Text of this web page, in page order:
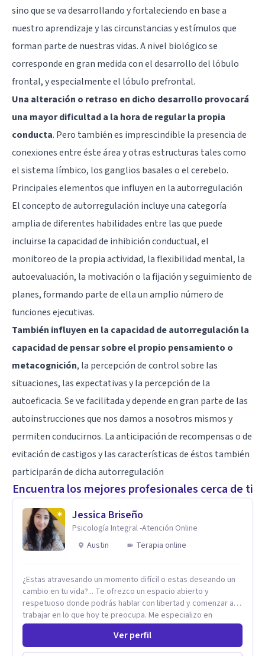
sino que se va desarrollando y fortaleciendo en base a
nuestro aprendizaje y las circunstancias y estímulos que
forman parte de nuestras vidas. A nivel biológico se
corresponde en gran medida con el desarrollo del lóbulo
frontal, y especialmente el lóbulo prefrontal.
Una alteración o retraso en dicho desarrollo provocará
una mayor dificultad a la hora de regular la propia
conducta. Pero también es imprescindible la presencia de
conexiones entre éste área y otras estructuras tales como
elsistema límbico, losganglios basaleso elcerebelo.
Principales elementos que influyen en la autorregulación
El concepto de autorregulación incluye una categoría
amplia de diferentes habilidades entre las que puede
incluirse la capacidad de inhibición conductual, el
monitoreo de la propia actividad, la flexibilidad mental, la
autoevaluación, la motivación o la fijación y seguimiento de
planes, formando parte de ella un amplio número de
funciones ejecutivas.
También influyen en la capacidad de autorregulación la
capacidad de pensar sobre el propio pensamiento o
metacognición, la percepción de control sobre las
situaciones, las expectativas y la percepción de la
autoeficacia. Se ve facilitada y depende en gran parte de las
autoinstrucciones que nos damos a nosotros mismos y
permiten conducirnos. La anticipación de recompensas o de
evitación de castigos y las características de éstos también
participarán de dicha autorregulación
Encuentra los mejores profesionales cerca de ti
Jessica Briseño
Psicología Integral -Atención Online
Austin
Terapia online
¿Estas atravesando un momento difícil o estas deseando un
cambio en tu vida?... Te ofrezco un espacio abierto y
respetuoso donde podrás hablar con libertad y comenzar a
trabajar en lo que hoy te preocupa. Me especializo en
Trastornos de Ansiedad y a lo largo de mi experiencia
profesional he acompañado a muchas Familias y Parejas con
distintas problemáticas como el manejo del estrés,
Ver perfil